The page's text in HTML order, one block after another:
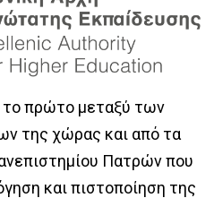
το πρώτο μεταξύ των
της χώρας και από τα
Πατρών που
και πιστοποίηση της